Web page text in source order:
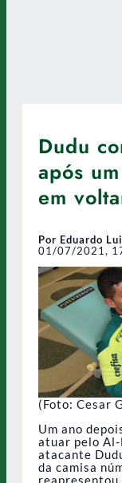
Dudu
após
em
Por Eduardo
01/07/2021,
(Foto: Cesar
Um ano
atuar pelo
atacante
da camisa
reapresentou